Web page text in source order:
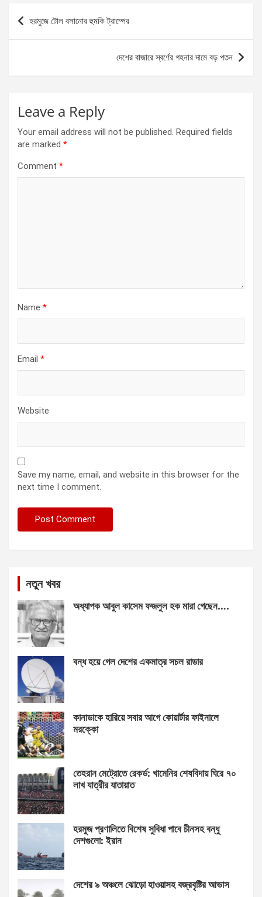
o
g
A
e
Post
navigation
হরমুজে টোল বসানোর হুমকি ট্রাম্পের
দেশের বাজারে স্বর্ণের গহনার দামে বড় পতন
Leave a Reply
Your email address will not be published. Required fields
are marked *
Comment *
Name *
Email *
Website
Save my name, email, and website in this browser for the
next time I comment.
নতুন খবর
অধ্যাপক আবুল কাসেম ফজলুল হক মারা গেছেন….
বন্ধ হয়ে গেল দেশের একমাত্র সচল রাডার
কানাডাকে হারিয়ে সবার আগে কোয়ার্টার ফাইনালে
মরক্কো
তেহরান মেট্রোতে রেকর্ড: খামেনির শেষবিদায় ঘিরে ৭০
লাখ যাত্রীর যাতায়াত
হরমুজ প্রণালিতে বিশেষ সুবিধা পাবে চীনসহ বন্ধু
দেশগুলো: ইরান
দেশের ৯ অঞ্চলে ঝোড়ো হাওয়াসহ বজ্রবৃষ্টির আভাস